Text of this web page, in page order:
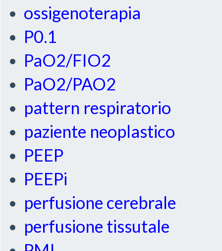
ossigenoterapia
P0.1
PaO2/FIO2
PaO2/PAO2
pattern respiratorio
paziente neoplastico
PEEP
PEEPi
perfusione cerebrale
perfusione tissutale